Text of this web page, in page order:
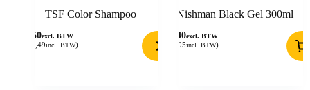
TSF Color Shampoo
9,50excl. BTW
11,49incl. BTW)
Nishman Black Gel 300ml
7,40excl. BTW
8,95incl. BTW)